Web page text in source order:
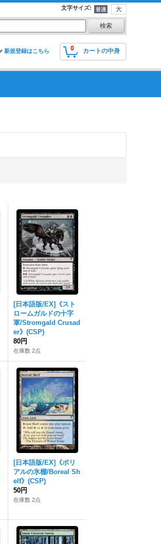
文字サイズ:
0 カートの中身
新規登録はこちら
[日本語版/EX]《スト
ロームガルドの十字
軍/Stromgald Crusad
er》(CSP)
80円
在庫数 2点
[日本語版/EX]《ボリ
アルの氷棚/Boreal Sh
elf》(CSP)
50円
在庫数 2点